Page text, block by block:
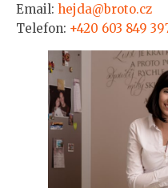
Email: hejda@broto.cz
Telefon: +420 603 849